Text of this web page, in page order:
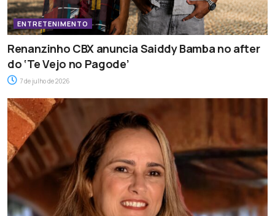
ENTRETENIMENTO
Renanzinho CBX anuncia Saiddy Bamba no after
do ‘Te Vejo no Pagode’
7 de julho de 2026